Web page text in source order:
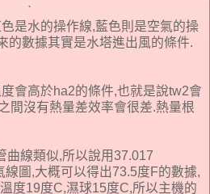
ˋ
是水的操作線,藍色則是空氣的操
的數據其實是水塔進出風的條件.
會高於ha2的條件,也就是說tw2會
間沒有熱量差效率會很差.熱量根
曲線類似,所以說用37.017
圖,大概可以得出73.5度F的數據,
度19度C,濕球15度C,所以主機的